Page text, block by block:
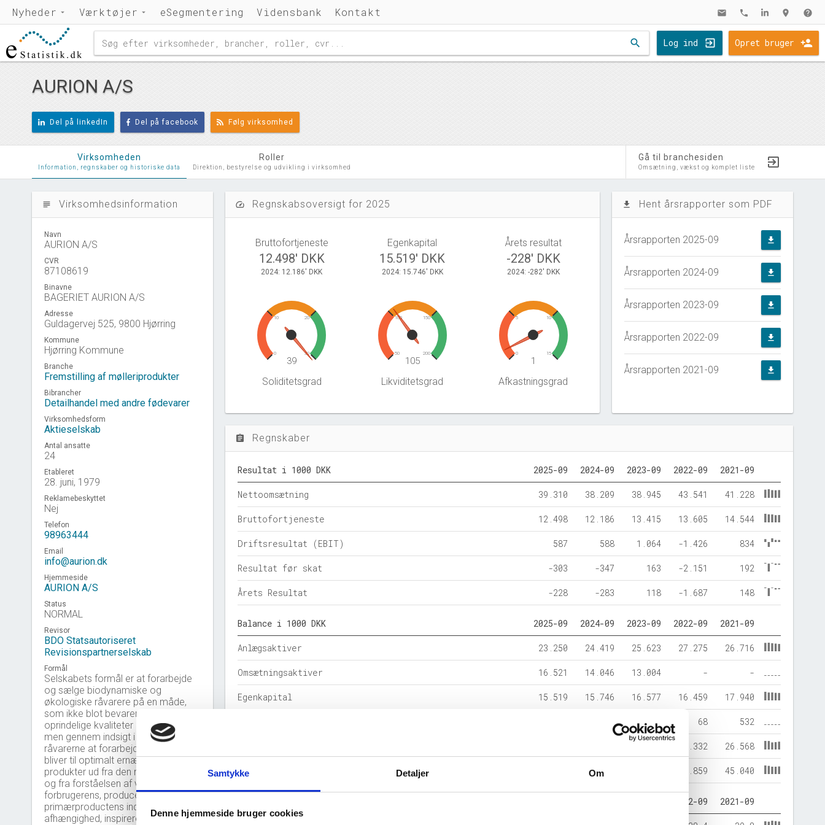
Samtykke Detaljer Om
Denne hjemmeside bruger cookies
Nyheder Værktøjer eSegmentering Vidensbank Kontakt mail phone location_on help
search Log ind Opret bruger
AURION A/S
Del på linkedIn Del på facebook Følg virksomhed
Virksomheden
Information, regnskaber og historiske data
Roller
Direktion, bestyrelse og udvikling i virksomhed
Gå til branchesiden
Omsætning, vækst og komplet liste
subject Virksomhedsinformation
Navn
AURION A/S
CVR
87108619
Binavne
BAGERIET AURION A/S
Adresse
Guldagervej 525, 9800 Hjørring
Kommune
Hjørring Kommune
Branche
Fremstilling af mølleriprodukter
Bibrancher
Detailhandel med andre fødevarer
Virksomhedsform
Aktieselskab
Antal ansatte
24
Etableret
28. juni, 1979
Reklamebeskyttet
Nej
Telefon
98963444
Email
info@aurion.dk
Hjemmeside
AURION A/S
Status
NORMAL
Revisor
BDO Statsautoriseret
Revisionspartnerselskab
Formål
Selskabets formål er at forarbejde
og sælge biodynamiske og
økologiske råvarere på en måde,
som ikke blot bevarer disse
oprindelige kvaliteter bedst muligt,
men gennem indsigt i håndtering af
råvarerne at forarbejde dem, så de
bliver til optimalt ernæringsrigtige
produkter ud fra den nyeste viden
og fra forståelsen af vigtigheden af
forbrugerens, producentens og
primærproductens indbyrdes
afhængighed, inspireret af tanker
speed Regnskabsoversigt for 2025
Bruttofortjeneste
12.498' DKK
2024: 12.186' DKK
Egenkapital
15.519' DKK
2024: 15.746' DKK
Årets resultat
-228' DKK
2024: -282' DKK
0
10 20
30
39
Soliditetsgrad
50
100 150
200
105
Likviditetsgrad
0
5 10
15
1
Afkastningsgrad
file_download Hent årsrapporter som PDF
Årsrapporten 2025-09 file_download
Årsrapporten 2024-09 file_download
Årsrapporten 2023-09 file_download
Årsrapporten 2022-09 file_download
Årsrapporten 2021-09 file_download
assignment Regnskaber
Resultat i 1000 DKK 2025-09 2024-09 2023-09 2022-09 2021-09
Nettoomsætning 39.310 38.209 38.945 43.541 41.228
Bruttofortjeneste 12.498 12.186 13.415 13.605 14.544
Driftsresultat (EBIT) 587 588 1.064 -1.426 834
Resultat før skat -303 -347 163 -2.151 192
Årets Resultat -228 -283 118 -1.687 148
Balance i 1000 DKK 2025-09 2024-09 2023-09 2022-09 2021-09
Anlægsaktiver 23.250 24.419 25.623 27.275 26.716
Omsætningsaktiver 16.521 14.046 13.004 - -
Egenkapital 15.519 15.746 16.577 16.459 17.940
113 68 532
26.332 26.568
Årets balance 38.465 42.859 45.040
2022-09 2021-09